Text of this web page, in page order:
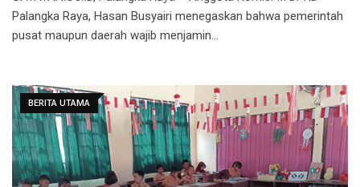
Palangka Raya, Hasan Busyairi menegaskan bahwa pemerintah
pusat maupun daerah wajib menjamin…
BERITA UTAMA